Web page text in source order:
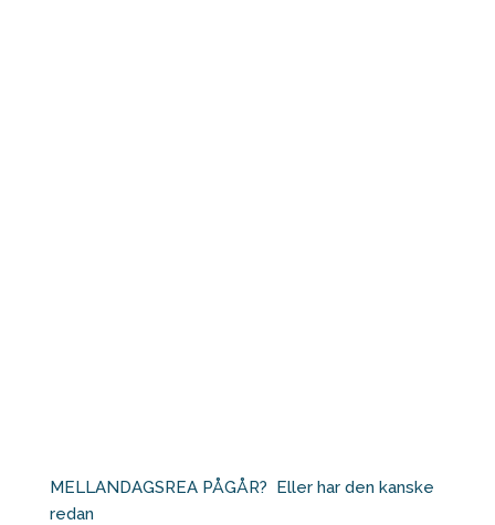
MELLANDAGSREA PÅGÅR?⁠ ⁠ Eller har den kanske
redan